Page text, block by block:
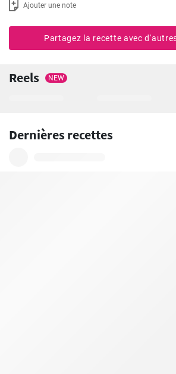
Ajouter une note
Partagez la recette avec
Reels NEW
Dernières recettes